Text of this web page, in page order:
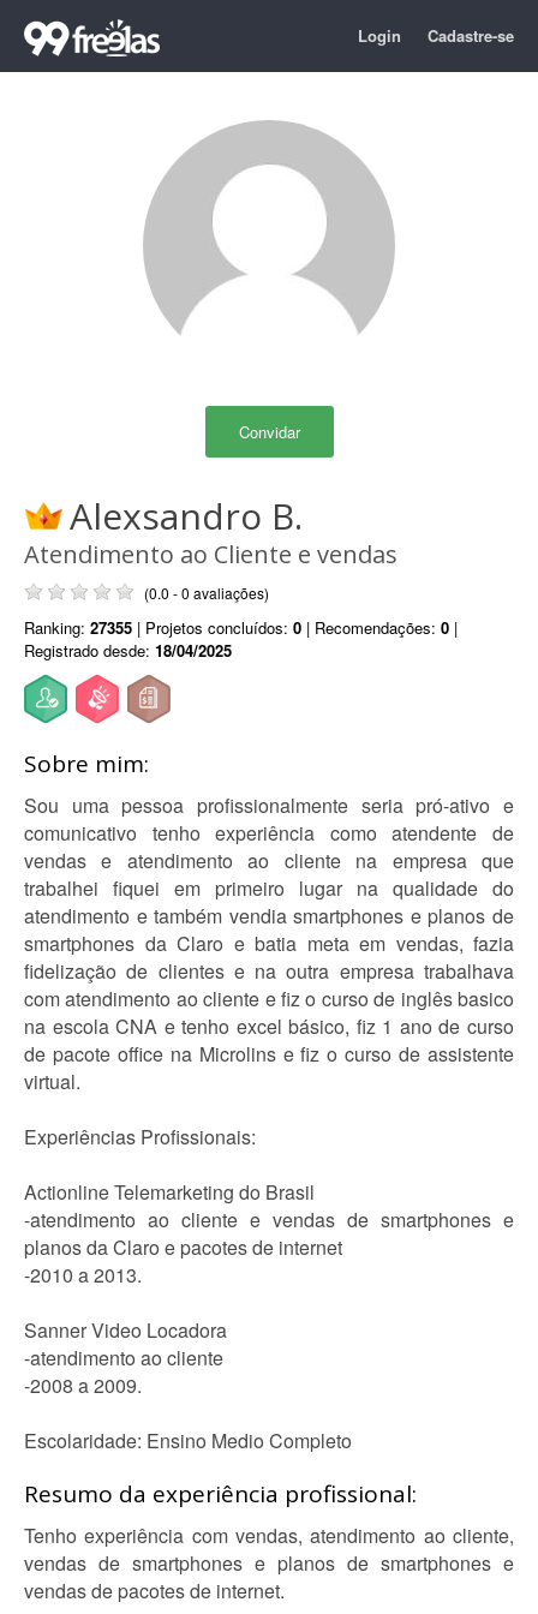
Login Cadastre-se
Convidar
Alexsandro B.
Atendimento ao Cliente e vendas
(0.0 - 0 avaliações)
Ranking: 27355 | Projetos concluídos: 0 | Recomendações: 0 |
Registrado desde: 18/04/2025
Sobre mim:
Sou uma pessoa profissionalmente seria pró-ativo e
comunicativo tenho experiência como atendente de
vendas e atendimento ao cliente na empresa que
trabalhei fiquei em primeiro lugar na qualidade do
atendimento e também vendia smartphones e planos de
smartphones da Claro e batia meta em vendas, fazia
fidelização de clientes e na outra empresa trabalhava
com atendimento ao cliente e fiz o curso de inglês basico
na escola CNA e tenho excel básico, fiz 1 ano de curso
de pacote office na Microlins e fiz o curso de assistente
virtual.
Experiências Profissionais:
Actionline Telemarketing do Brasil
-atendimento ao cliente e vendas de smartphones e
planos da Claro e pacotes de internet
-2010 a 2013.
Sanner Video Locadora
-atendimento ao cliente
-2008 a 2009.
Escolaridade: Ensino Medio Completo
Resumo da experiência profissional:
Tenho experiência com vendas, atendimento ao cliente,
vendas de smartphones e planos de smartphones e
vendas de pacotes de internet.